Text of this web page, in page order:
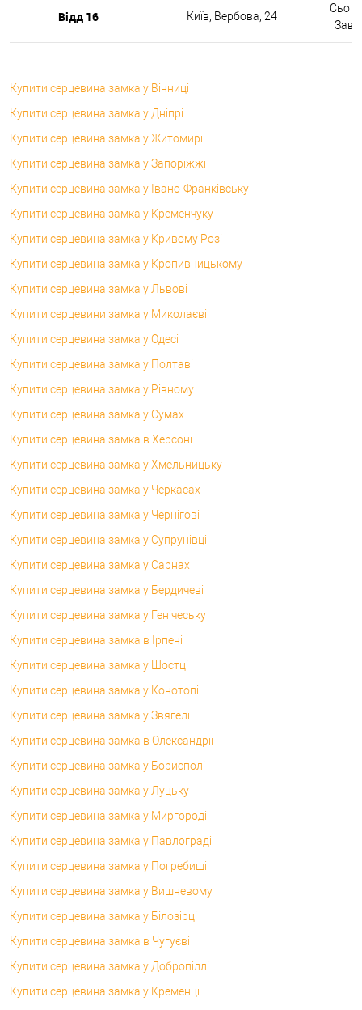
Відд 16 Київ, Вербова, 24
Купити серцевина замка у Вінниці
Купити серцевина замка у Дніпрі
Купити серцевина замка у Житомирі
Купити серцевина замка у Запоріжжі
Купити серцевина замка у Івано-Франківську
Купити серцевина замка у Кременчуку
Купити серцевина замка у Кривому Розі
Купити серцевина замка у Кропивницькому
Купити серцевина замка у Львові
Купити серцевини замка у Миколаєві
Купити серцевина замка у Одесі
Купити серцевина замка у Полтаві
Купити серцевина замка у Рівному
Купити серцевина замка у Сумах
Купити серцевина замка в Херсоні
Купити серцевина замка у Хмельницьку
Купити серцевина замка у Черкасах
Купити серцевина замка у Чернігові
Купити серцевина замка у Супрунівці
Купити серцевина замка у Сарнах
Купити серцевина замка у Бердичеві
Купити серцевина замка у Генічеську
Купити серцевина замка в Ірпені
Купити серцевина замка у Шостці
Купити серцевина замка у Конотопі
Купити серцевина замка у Звягелі
Купити серцевина замка в Олександрії
Купити серцевина замка у Борисполі
Купити серцевина замка у Луцьку
Купити серцевина замка у Миргороді
Купити серцевина замка у Павлограді
Купити серцевина замка у Погребищі
Купити серцевина замка у Вишневому
Купити серцевина замка у Білозірці
Купити серцевина замка в Чугуєві
Купити серцевина замка у Добропіллі
Купити серцевина замка у Кременці